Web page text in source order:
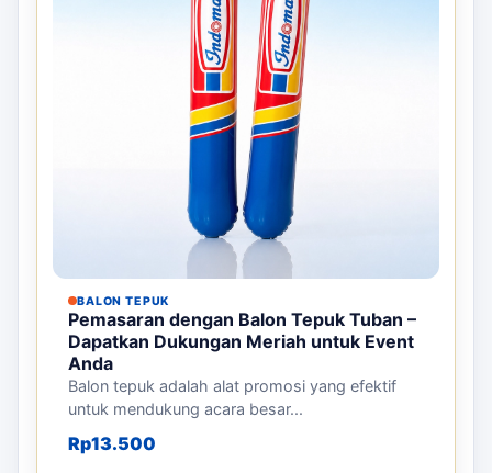
BALON TEPUK
Pemasaran dengan Balon Tepuk Tuban –
Dapatkan Dukungan Meriah untuk Event
Anda
Balon tepuk adalah alat promosi yang efektif
untuk mendukung acara besar...
Rp13.500